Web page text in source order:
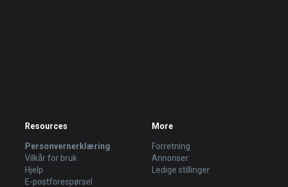
Resources
Personvernerklæring
Vilkår for bruk
Hjelp
E-postforespørsel
More
Forretning
Annonser
Ledige stillinger